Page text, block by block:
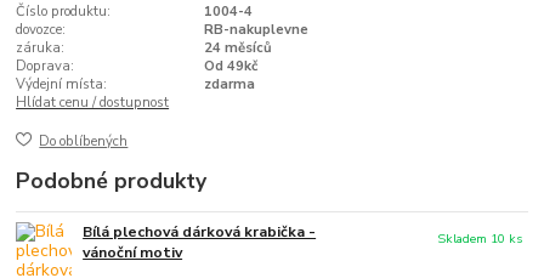
Číslo produktu:
1004-4
dovozce:
RB-nakuplevne
záruka:
24 měsíců
Doprava:
Od 49kč
Výdejní místa:
zdarma
Hlídat cenu / dostupnost
Do oblíbených
Podobné produkty
Bílá plechová dárková krabička -
vánoční motiv
Skladem 10 ks